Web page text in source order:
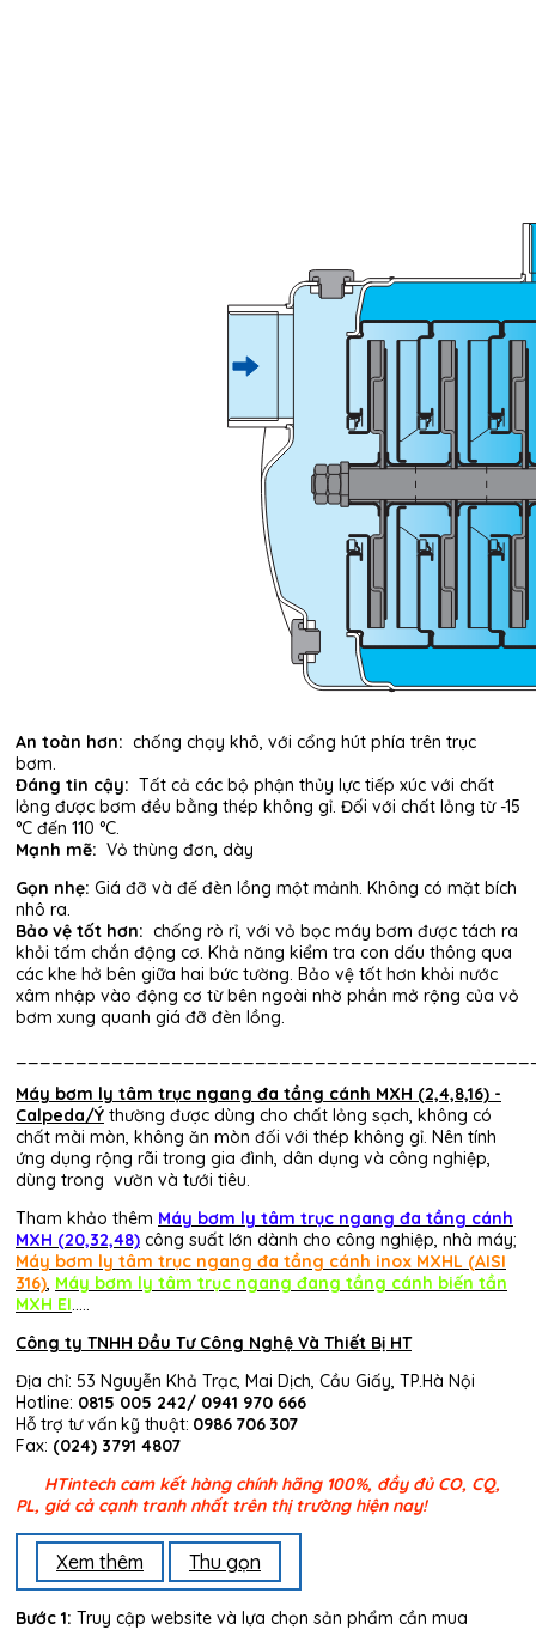
An toàn hơn: chống chạy khô, với cổng hút phía trên trục
bơm.
Đáng tin cậy: Tất cả các bộ phận thủy lực tiếp xúc với chất
lỏng được bơm đều bằng thép không gỉ. Đối với chất lỏng từ -15
°C đến 110 °C.
Mạnh mẽ: Vỏ thùng đơn, dày
Gọn nhẹ: Giá đỡ và đế đèn lồng một mảnh. Không có mặt bích
nhô ra.
Bảo vệ tốt hơn: chống rò rỉ, với vỏ bọc máy bơm được tách ra
khỏi tấm chắn động cơ. Khả năng kiểm tra con dấu thông qua
các khe hở bên giữa hai bức tường. Bảo vệ tốt hơn khỏi nước
xâm nhập vào động cơ từ bên ngoài nhờ phần mở rộng của vỏ
bơm xung quanh giá đỡ đèn lồng.
Máy bơm ly tâm trục ngang đa tầng cánh MXH (2,4,8,16) -
Calpeda/Ý thường được dùng cho chất lỏng sạch, không có
chất mài mòn, không ăn mòn đối với thép không gỉ. Nên tính
ứng dụng rộng rãi trong gia đình, dân dụng và công nghiệp,
dùng trong vườn và tưới tiêu.
Tham khảo thêm Máy bơm ly tâm trục ngang đa tầng cánh
MXH (20,32,48) công suất lớn dành cho công nghiệp, nhà máy;
Máy bơm ly tâm trục ngang đa tầng cánh inox MXHL (AISI
316), Máy bơm ly tâm trục ngang đang tầng cánh biến tần
MXH EI.....
Công ty TNHH Đầu Tư Công Nghệ Và Thiết Bị HT
Địa chỉ: 53 Nguyễn Khả Trạc, Mai Dịch, Cầu Giấy, TP.Hà Nội
Hotline: 0815 005 242/ 0941 970 666
Hỗ trợ tư vấn kỹ thuật: 0986 706 307
Fax: (024) 3791 4807
HTintech cam kết hàng chính hãng 100%, đầy đủ CO, CQ,
PL, giá cả cạnh tranh nhất trên thị trường hiện nay!
Xem thêm Thu gọn
Bước 1: Truy cập website và lựa chọn sản phẩm cần mua